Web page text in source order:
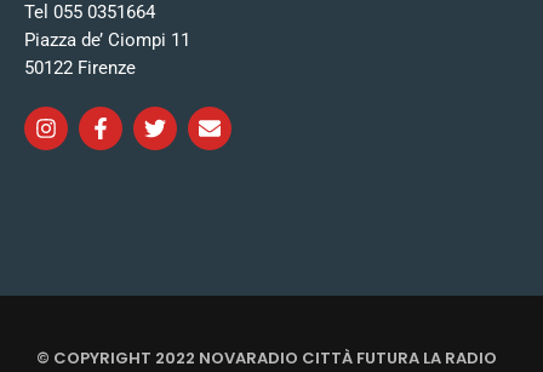
Tel 055 0351664
Piazza de’ Ciompi 11
50122 Firenze
© COPYRIGHT 2022 NOVARADIO CITTÀ FUTURA LA RADIO